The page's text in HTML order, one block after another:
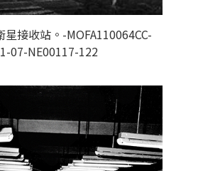
接收站。-MOFA110064CC-
07-NE00117-122